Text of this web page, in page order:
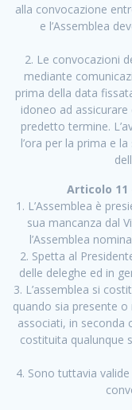
alla convocazione
e l’Assemblea
2. Le convocazioni
mediante
prima della data
idoneo ad
predetto termine.
l’ora per la prima e
Articolo 11
1. L’Assemblea è
sua mancanza dal
l’Assemblea
2. Spetta al
delle deleghe ed in
3. L’assemblea si
quando sia presente
associati, in seconda
costituita qualunque
4. Sono tuttavia